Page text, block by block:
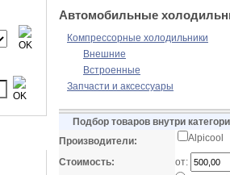
Автомобильные
Компрессорные холодильники
Внешние
Встроенные
Запчасти и аксессуары
Подбор товаров внутри
Производители:
Alpicool
Стоимость: от: